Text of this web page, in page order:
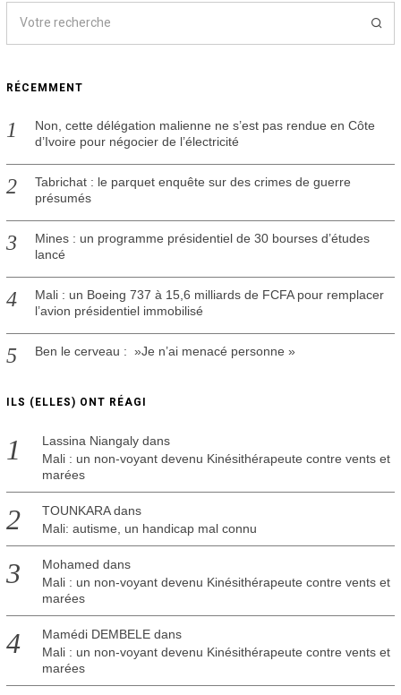
RÉCEMMENT
Non, cette délégation malienne ne s’est pas rendue en Côte
d’Ivoire pour négocier de l’électricité
Tabrichat : le parquet enquête sur des crimes de guerre
présumés
Mines : un programme présidentiel de 30 bourses d’études
lancé
Mali : un Boeing 737 à 15,6 milliards de FCFA pour remplacer
l’avion présidentiel immobilisé
Ben le cerveau : »Je n’ai menacé personne »
ILS (ELLES) ONT RÉAGI
Lassina Niangalydans
Mali : un non-voyant devenu Kinésithérapeute contre vents et
marées
TOUNKARAdans
Mali: autisme, un handicap mal connu
Mohamed dans
Mali : un non-voyant devenu Kinésithérapeute contre vents et
marées
Mamédi DEMBELEdans
Mali : un non-voyant devenu Kinésithérapeute contre vents et
marées